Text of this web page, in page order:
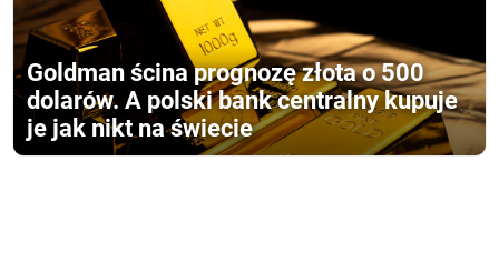
Goldman ścina prognozę złota o 500
dolarów. A polski bank centralny kupuje
je jak nikt na świecie